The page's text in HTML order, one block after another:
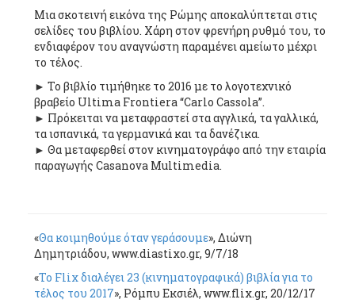
Μια σκοτεινή εικόνα της Ρώμης αποκαλύπτεται στις
σελίδες του βιβλίου. Χάρη στον φρενήρη ρυθμό του, το
ενδιαφέρον του αναγνώστη παραμένει αμείωτο μέχρι
το τέλος.
► Το βιβλίο τιμήθηκε το 2016 με το λογοτεχνικό
βραβείο Ultima Frontiera “Carlo Cassola”.
► Πρόκειται να μεταφραστεί στα αγγλικά, τα γαλλικά,
τα ισπανικά, τα γερμανικά και τα δανέζικα.
► Θα μεταφερθεί στον κινηματογράφο από την εταιρία
παραγωγής Casanova Multimedia.
«Θα κοιμηθούμε όταν γεράσουμε», Διώνη
Δημητριάδου, www.diastixo.gr, 9/7/18
«Το Flix διαλέγει 23 (κινηματογραφικά) βιβλία για το
τέλος του 2017», Ρόμπυ Εκσιέλ, www.flix.gr, 20/12/17